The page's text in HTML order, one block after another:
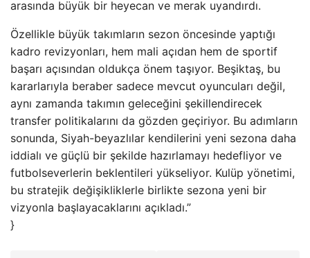
arasında büyük bir heyecan ve merak uyandırdı.
Özellikle büyük takımların sezon öncesinde yaptığı
kadro revizyonları, hem mali açıdan hem de sportif
başarı açısından oldukça önem taşıyor. Beşiktaş, bu
kararlarıyla beraber sadece mevcut oyuncuları değil,
aynı zamanda takımın geleceğini şekillendirecek
transfer politikalarını da gözden geçiriyor. Bu adımların
sonunda, Siyah-beyazlılar kendilerini yeni sezona daha
iddialı ve güçlü bir şekilde hazırlamayı hedefliyor ve
futbolseverlerin beklentileri yükseliyor. Kulüp yönetimi,
bu stratejik değişikliklerle birlikte sezona yeni bir
vizyonla başlayacaklarını açıkladı.”
}